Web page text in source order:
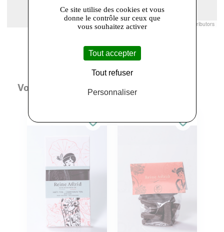
© Openstreetmap France | © OpenStreetMap contributors
Vous aimerez aussi
Ce site utilise des cookies et vous
donne le contrôle sur ceux que
vous souhaitez activer
Tout accepter
Tout refuser
Personnaliser